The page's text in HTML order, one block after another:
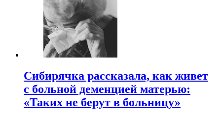
Сибирячка рассказала, как живет
с больной деменцией матерью:
«Таких не берут в больницу»